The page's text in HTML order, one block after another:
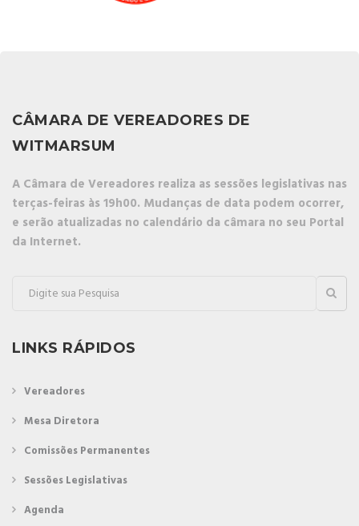
CÂMARA DE VEREADORES DE
WITMARSUM
A Câmara de Vereadores realiza as sessões legislativas nas
terças-feiras às 19h00. Mudanças de data podem ocorrer,
e serão atualizadas no calendário da câmara no seu Portal
da Internet.
LINKS RÁPIDOS
Vereadores
Mesa Diretora
Comissões Permanentes
Sessões Legislativas
Agenda